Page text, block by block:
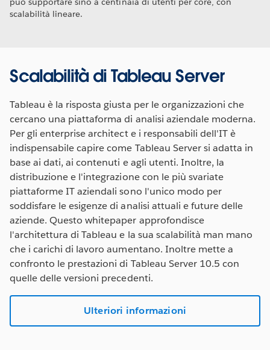
scalabilità lineare.
Scalabilità di Tableau Server
Tableau è la risposta giusta per le organizzazioni che
cercano una piattaforma di analisi aziendale moderna.
Per gli enterprise architect e i responsabili dell'IT è
indispensabile capire come Tableau Server si adatta in
base ai dati, ai contenuti e agli utenti. Inoltre, la
distribuzione e l'integrazione con le più svariate
piattaforme IT aziendali sono l'unico modo per
soddisfare le esigenze di analisi attuali e future delle
aziende. Questo whitepaper approfondisce
l'architettura di Tableau e la sua scalabilità man mano
che i carichi di lavoro aumentano. Inoltre mette a
confronto le prestazioni di Tableau Server 10.5 con
quelle delle versioni precedenti.
Ulteriori informazioni